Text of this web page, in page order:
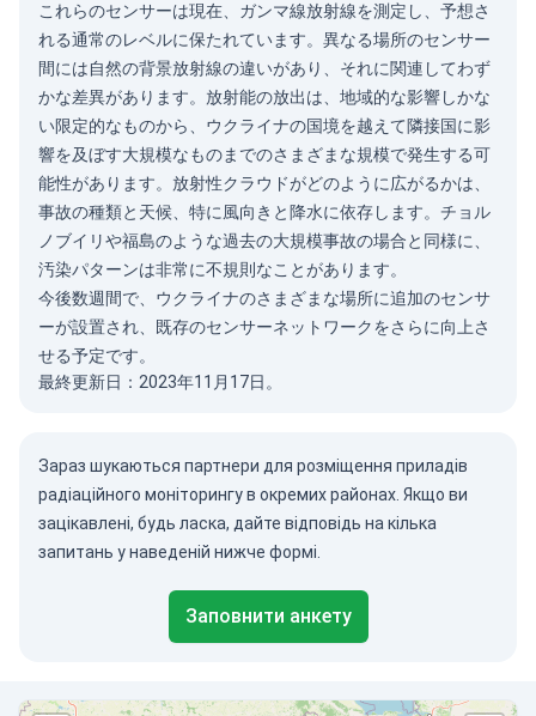
これらのセンサーは現在、ガンマ線放射線を測定し、予想さ
れる通常のレベルに保たれています。異なる場所のセンサー
間には自然の背景放射線の違いがあり、それに関連してわず
かな差異があります。放射能の放出は、地域的な影響しかな
い限定的なものから、ウクライナの国境を越えて隣接国に影
響を及ぼす大規模なものまでのさまざまな規模で発生する可
能性があります。放射性クラウドがどのように広がるかは、
事故の種類と天候、特に風向きと降水に依存します。チョル
ノブイリや福島のような過去の大規模事故の場合と同様に、
汚染パターンは非常に不規則なことがあります。
今後数週間で、ウクライナのさまざまな場所に追加のセンサ
ーが設置され、既存のセンサーネットワークをさらに向上さ
せる予定です。
最終更新日：2023年11月17日。
Зараз шукаються партнери для розміщення приладів
радіаційного моніторингу в окремих районах. Якщо ви
зацікавлені, будь ласка, дайте відповідь на кілька
запитань у наведеній нижче формі.
Заповнити анкету